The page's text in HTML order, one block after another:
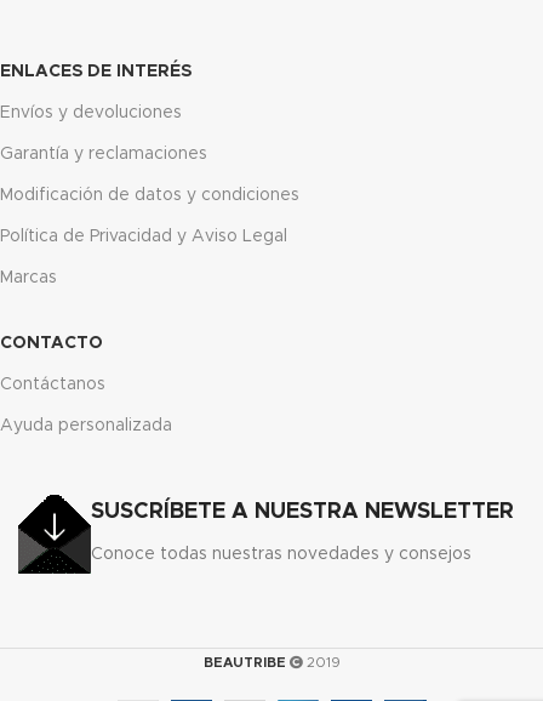
ENLACES DE INTERÉS
Envíos y devoluciones
Garantía y reclamaciones
Modificación de datos y condiciones
Política de Privacidad y Aviso Legal
Marcas
CONTACTO
Contáctanos
Ayuda personalizada
SUSCRÍBETE A NUESTRA NEWSLETTER
Conoce todas nuestras novedades y consejos
BEAUTRIBE 2019